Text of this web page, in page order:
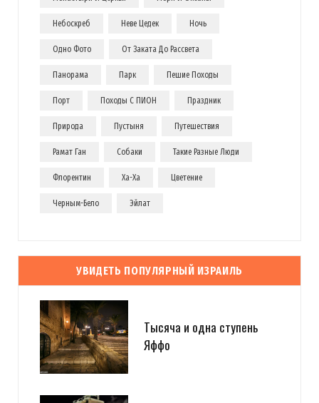
Небоскреб Неве Цедек Ночь
Одно Фото От Заката До Рассвета
Панорама Парк Пешие Походы
Порт Походы С ПИОН Праздник
Природа Пустыня Путешествия
Рамат Ган Собаки Такие Разные Люди
Флорентин Ха-Ха Цветение
Черным-Бело Эйлат
УВИДЕТЬ ПОПУЛЯРНЫЙ ИЗРАИЛЬ
Тысяча и одна ступень
Яффо